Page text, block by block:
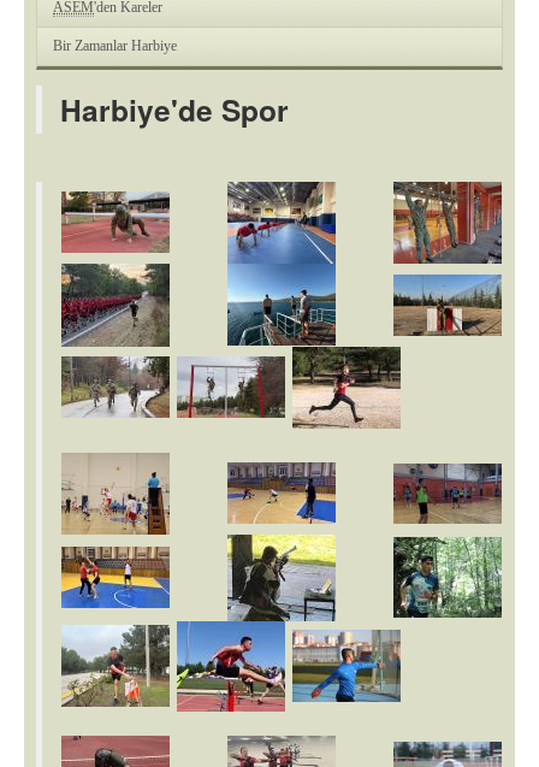
ASEM'den Kareler
Bir Zamanlar Harbiye
Harbiye'de Spor